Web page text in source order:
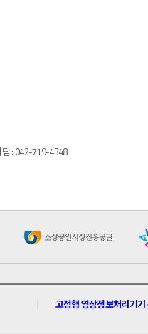
: 042-719-4348
고정형 영상정보처리기기